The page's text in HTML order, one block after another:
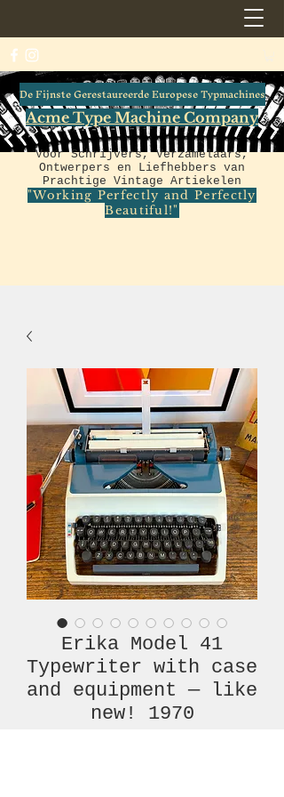
De Fijnste Gerestaureerde Europese Typmachines
Acme Type Machine Company
Voor Schrijvers, Verzamelaars,
Ontwerpers en Liefhebbers van
Prachtige Vintage Artiekelen
"Working Perfectly and Perfectly
Beautiful!"
Erika Model 41
Typewriter with case
and equipment — like
new! 1970